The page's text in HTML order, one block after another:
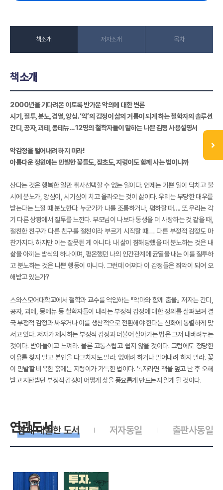
책소개 저자소개 목차
책소개
2000년을 기다려온 이토록 반가운 악의에 대한 변론
시기, 질투, 분노, 경멸, 앙심. ‘악’의 감정이 삶의 거름이 되게 하는 철학자의 솔루션
간디, 공자, 괴테, 몽테뉴… 12명의 철학자들이 말하는 나쁜 감정 사용설명서
악감정을 털어내려 하지 마라!
아름다운 정원에는 만발한 꽃들도, 잡초도, 지렁이도 함께 사는 법이니까
산다는 것은 행복한 일만 취사선택할 수 없는 일이다. 언제는 기쁜 일이 닥치고 불
시에 분노가, 앙심이, 시기심이 치고 올라오는 것이 삶이다. 우리는 부당한 대우를
받는다는 느낄 때 분노한다. 누군가가 나를 조롱하거나, 폄하할 때…. 또 우리는 각
기 다른 상황에서 질투를 느낀다. 부모님이 나보다 동생을 더 사랑하는 것 같을 때,
절친한 친구가 다른 친구를 절친이라 부르기 시작할 때…. 다른 부정적 감정도 마
찬가지다. 하지만 이는 잘못된 게 아니다. 내 삶이 침해당했을 때 분노하는 것은 내
삶을 아끼는 방식의 하나이며, 평온했던 나의 인간관계에 균열을 내는 이를 질투하
고 분노하는 것은 나쁜 행동이 아니다. 그런데 어쩌다 이 감정들은 죄악이 되어 오
해받고 있는가?
스와스모어대학교에서 철학과 교수를 역임하는 『악마와 함께 춤을』 저자는 간디,
공자, 괴테, 몽테뉴 등 철학자들이 내리는 부정적 감정에 대한 정의를 살펴보며 결
국 부정적 감정과 싸우거나 이를 생산적으로 전환해야 한다는 신화에 통렬하게 맞
서고 있다. 저자가 제시하는 부정적 감정과 더불어 살아가는 법은 그저 내버려두는
것이다. 받아들이고 느껴라. 물론 고통스럽고 쉽지 않을 것이다. 그럼에도 정당한
이유를 찾지 말고 본인을 다그치지도 말라. 없애려 하거나 밀어내려 하지 말라. 꽃
이 만발할 비옥한 흙에는 지렁이가 가득한 법이다. 독자라면 책을 덮고 난 후 오해
받고 지탄받던 부정적 감정이 어떻게 삶을 풍요롭게 만드는지 알게 될 것이다.
연관도서 출판사동일
저자동일
함께 대출한 도서